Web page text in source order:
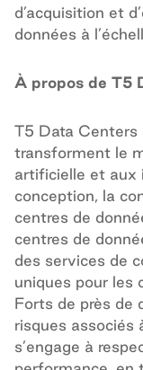
d’acquisition et
données à
À propos de T5
T5 Data Centers
transforment le
artificielle et aux
conception, la
centres de
centres de
des services de
uniques pour les
Forts de près de
risques associés
s’engage à